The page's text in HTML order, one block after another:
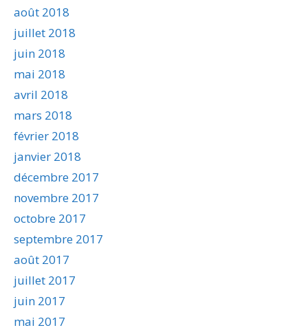
août 2018
juillet 2018
juin 2018
mai 2018
avril 2018
mars 2018
février 2018
janvier 2018
décembre 2017
novembre 2017
octobre 2017
septembre 2017
août 2017
juillet 2017
juin 2017
mai 2017